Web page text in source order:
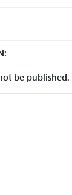
be published.